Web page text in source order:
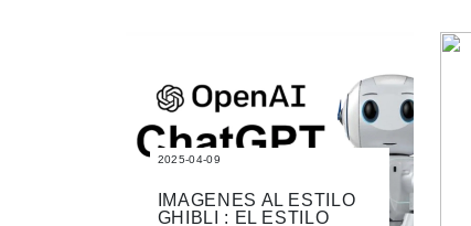
2025-04-09
IMAGENES AL ESTILO
GHIBLI : EL ESTILO